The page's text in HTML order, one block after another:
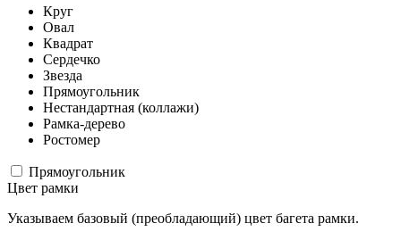
Круг
Овал
Квадрат
Сердечко
Звезда
Прямоугольник
Нестандартная (коллажи)
Рамка-дерево
Ростомер
Прямоугольник
Цвет рамки
Указываем базовый (преобладающий) цвет багета рамки.